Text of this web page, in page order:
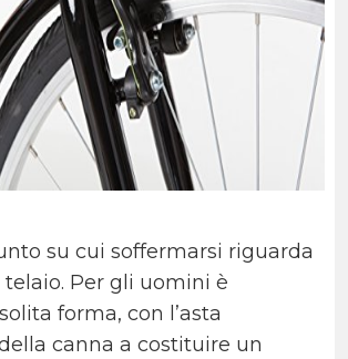
su cui soffermarsi riguarda
telaio. Per gli uomini è
forma, con l’asta
canna a costituire un